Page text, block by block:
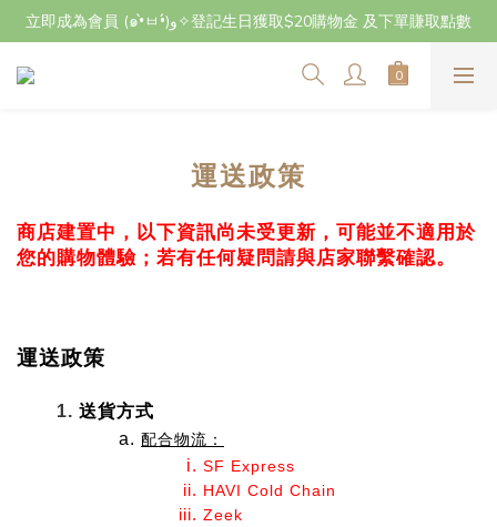
立即成為會員 (๑•̀ㅂ•́)و✧登記生日獲取$20購物金 及下單賺取點數
立即成為會員 (๑•̀ㅂ•́)و✧登記生日獲取$20購物金 及下單賺取點數
7月29日至8月3日期間因店主不在港將暫停交收及寄件，感謝~
運送政策
商店建置中，以下資訊尚未受更新，可能並不適用於
您的購物體驗；若有任何疑問請與店家聯繫確認。
運送政策
送貨方式
配合物流：
SF Express
HAVI Cold Chain
Zeek